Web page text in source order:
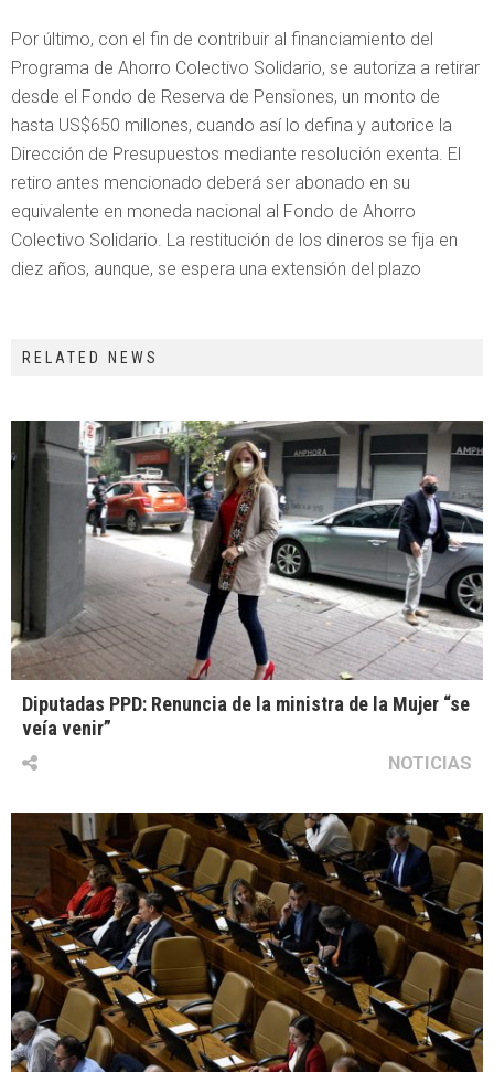
Por último, con el fin de contribuir al financiamiento del
Programa de Ahorro Colectivo Solidario, se autoriza a retirar
desde el Fondo de Reserva de Pensiones, un monto de
hasta US$650 millones, cuando así lo defina y autorice la
Dirección de Presupuestos mediante resolución exenta. El
retiro antes mencionado deberá ser abonado en su
equivalente en moneda nacional al Fondo de Ahorro
Colectivo Solidario. La restitución de los dineros se fija en
diez años, aunque, se espera una extensión del plazo
RELATED NEWS
Diputadas PPD: Renuncia de la ministra de la Mujer “se
veía venir”
NOTICIAS